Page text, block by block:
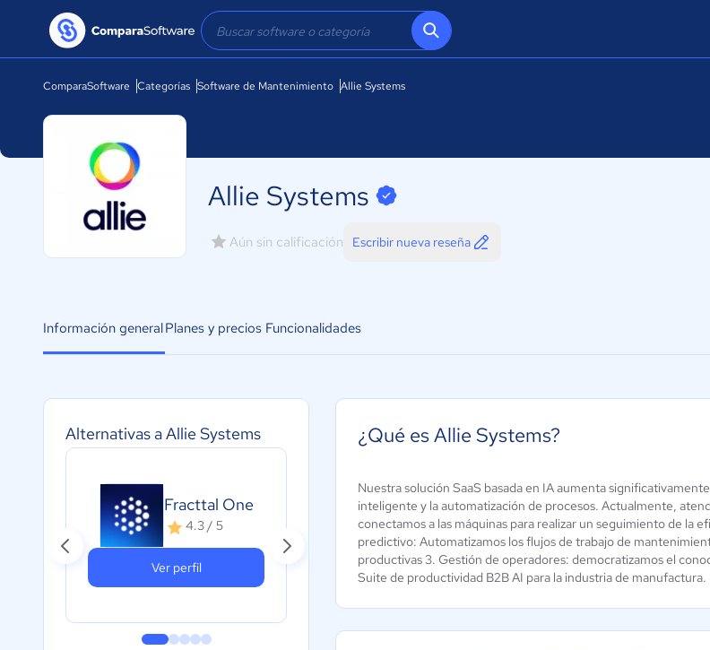
ComparaSoftware Categorías Software de Mantenimiento Allie Systems
Allie Systems
Aún sin calificación Escribir nueva reseña
Información generalPlanes y precios Funcionalidades
Alternativas a Allie Systems
Fracttal One
4.3 / 5
Ver perfil
eMaint CMMS
4.1 / 5
IBM Maximo
4.5 / 5
¿Qué es Allie Systems?
Nuestra solución SaaS basada en IA aumenta
inteligente y la automatización de procesos. Actualmente,
conectamos a las máquinas para realizar un seguimiento de la
predictivo: Automatizamos los flujos de trabajo de
productivas 3. Gestión de operadores: democratizamos el
Suite de productividad B2B AI para la industria de manufactura.